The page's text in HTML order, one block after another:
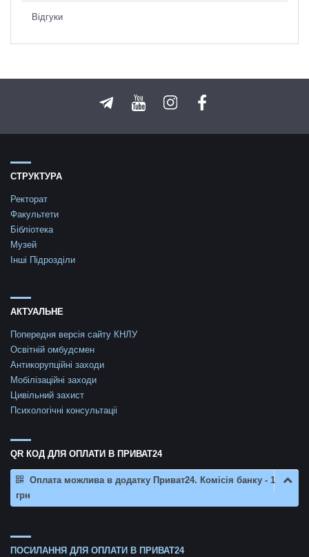
Відгуки
СТРУКТУРА
Ректорат
Факультети
Бібліотека
Музей
Інші Підрозділи
АКТУАЛЬНЕ
Попередня версія сайту КНЛУ
Освітній омбудсмен
Антикорупційні заходи
Мобілізаційні заходи
Цивільний захист
Психологічні консультаціі
QR КОД ДЛЯ ОПЛАТИ В ПРИВАТ24
Оплата можлива в додатку Приват24. Комісія банку - 1
грн
ПОСИЛАННЯ ДЛЯ ОПЛАТИ В ПРИВАТ24